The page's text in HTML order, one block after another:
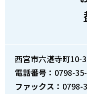
西宮市六湛寺町10-
電話番号： 0798-
ファックス： 0798-